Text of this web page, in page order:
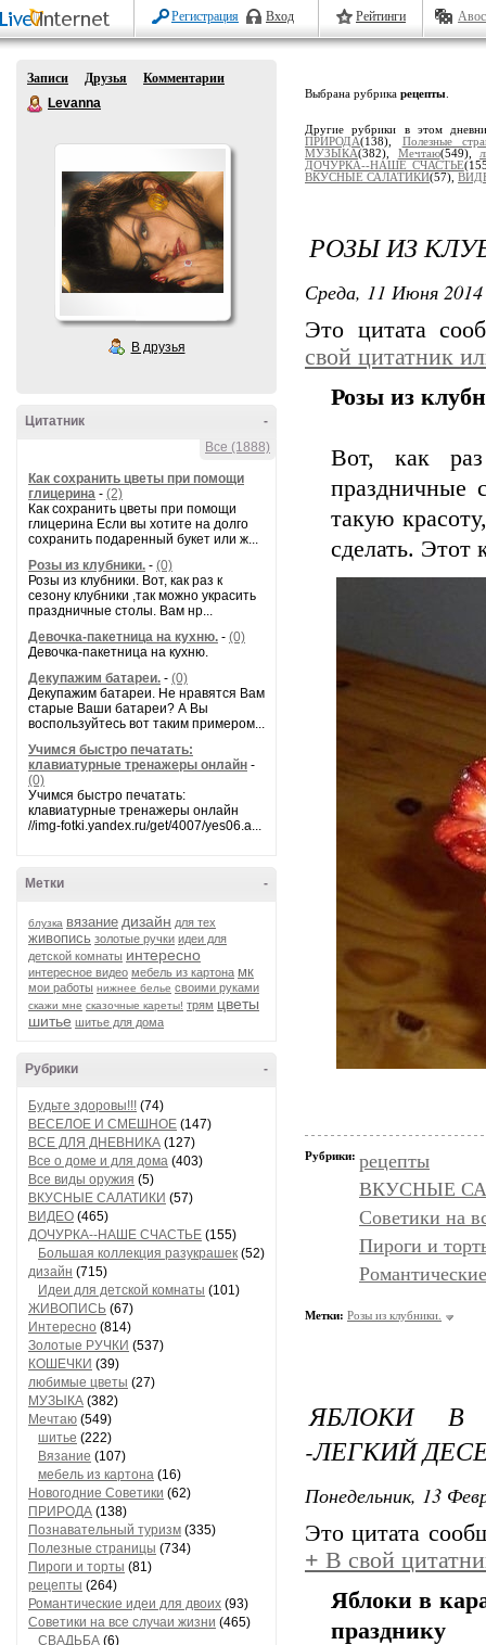
Регистрация Вход Рейтинги
Записи Друзья
Комментарии
Levanna
В друзья
-
Цитатник
Все (1888)
Как сохранить цветы при помощи
глицерина - (2)
Как сохранить цветы при помощи
глицерина Если вы хотите на долго
сохранить подаренный букет или ж...
Розы из клубники. - (0)
Розы из клубники. Вот, как раз к
сезону клубники ,так можно украсить
праздничные столы. Вам нр...
Девочка-пакетница на кухню. - (0)
Девочка-пакетница на кухню.
Декупажим батареи. - (0)
Декупажим батареи. Не нравятся Вам
старые Ваши батареи? А Вы
воспользуйтесь вот таким примером...
Учимся быстро печатать:
клавиатурные тренажеры онлайн -
(0)
Учимся быстро печатать:
клавиатурные тренажеры онлайн
//img-fotki.yandex.ru/get/4007/yes06.a...
-
Метки
блузка вязание дизайн для тех
живопись золотые ручки идеи для
детской комнаты интересно
интересное видео мебель из картона мк
мои работы нижнее белье своими руками
скажи мне сказочные кареты! трям цветы
шитье шитье для дома
-
Рубрики
Будьте здоровы!!! (74)
ВЕСЕЛОЕ И СМЕШНОЕ (147)
ВСЕ ДЛЯ ДНЕВНИКА (127)
Все о доме и для дома (403)
Все виды оружия (5)
ВКУСНЫЕ САЛАТИКИ (57)
ВИДЕО (465)
ДОЧУРКА--НАШЕ СЧАСТЬЕ (155)
Большая коллекция разукрашек (52)
дизайн (715)
Идеи для детской комнаты (101)
ЖИВОПИСЬ (67)
Интересно (814)
Золотые РУЧКИ (537)
КОШЕЧКИ (39)
любимые цветы (27)
МУЗЫКА (382)
Мечтаю (549)
шитье (222)
Вязание (107)
мебель из картона (16)
Новогодние Советики (62)
ПРИРОДА (138)
Познавательный туризм (335)
Полезные страницы (734)
Пироги и торты (81)
рецепты (264)
Романтические идеи для двоих (93)
Советики на все случаи жизни (465)
СВАДЬБА (6)
Выбрана рубрика рецепты
Другие рубрики в этом
ПРИРОДА(138), Полезные
МУЗЫКА(382), Мечтаю(549),
ДОЧУРКА--НАШЕ СЧАСТЬЕ
ВКУСНЫЕ САЛАТИКИ(57),
РОЗЫ ИЗ
Среда, 11 Июня
Это цитата
свой цитатник
Розы из
Вот, как
праздничные
такую
сделать. Этот
Рубрики: рецепты
ВКУСНЫЕ
Советики на
Пироги и
Метки: Розы из клубники.
ЯБЛОКИ В
-ЛЕГКИЙ
Понедельник, 13
Это цитата
+ В свой
Яблоки в
празднику